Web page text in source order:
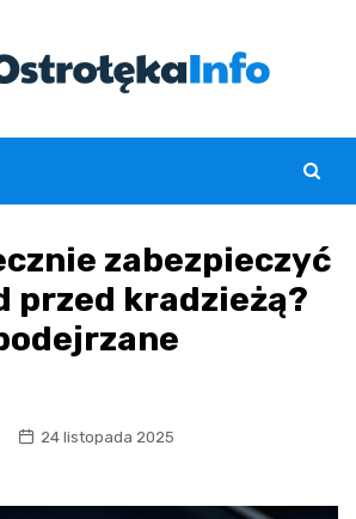
zabezpieczyć
przed kradzieżą?
24 listopada 2025